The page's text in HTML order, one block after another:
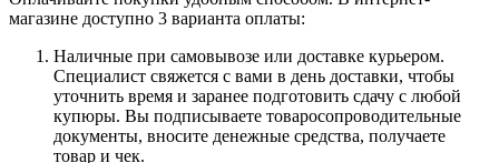
магазине доступно 3 варианта оплаты:
Наличные при самовывозе или доставке курьером.
Специалист свяжется с вами в день доставки, чтобы
уточнить время и заранее подготовить сдачу с любой
купюры. Вы подписываете товаросопроводительные
документы, вносите денежные средства, получаете
товар и чек.